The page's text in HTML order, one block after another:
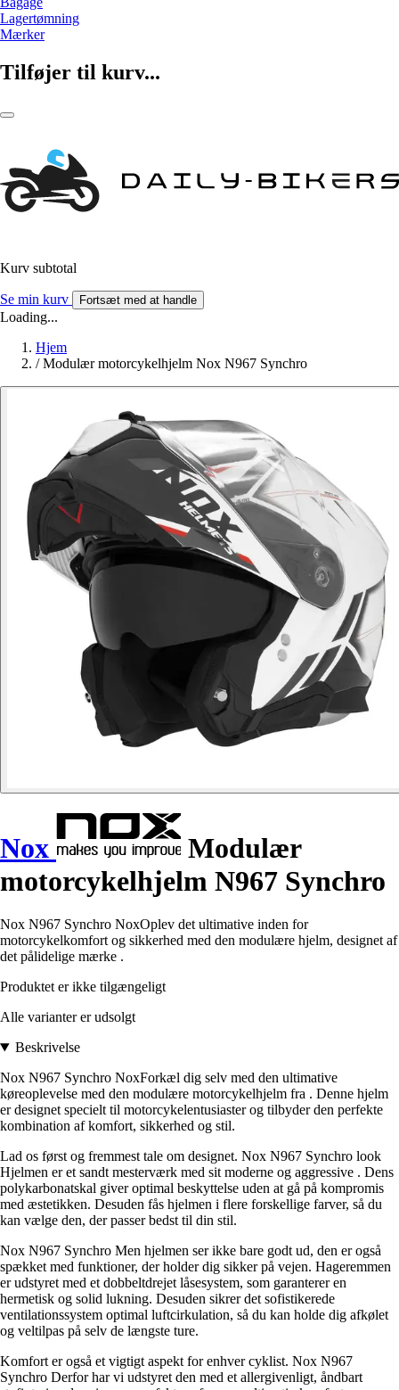
Lagertømning
Mærker
Tilføjer til kurv...
Kurv subtotal
Se min kurv Fortsæt med at handle
Loading...
Hjem
/ Modulær motorcykelhjelm Nox N967 Synchro
Nox
Modulær
motorcykelhjelm N967 Synchro
Nox N967 Synchro NoxOplev det ultimative inden for
motorcykelkomfort og sikkerhed med den modulære hjelm, designet af
det pålidelige mærke .
Produktet er ikke tilgængeligt
Alle varianter er udsolgt
Beskrivelse
Nox N967 Synchro NoxForkæl dig selv med den ultimative
køreoplevelse med den modulære motorcykelhjelm fra . Denne hjelm
er designet specielt til motorcykelentusiaster og tilbyder den perfekte
kombination af komfort, sikkerhed og stil.
Lad os først og fremmest tale om designet. Nox N967 Synchro look
Hjelmen er et sandt mesterværk med sit moderne og aggressive . Dens
polykarbonatskal giver optimal beskyttelse uden at gå på kompromis
med æstetikken. Desuden fås hjelmen i flere forskellige farver, så du
kan vælge den, der passer bedst til din stil.
Nox N967 Synchro Men hjelmen ser ikke bare godt ud, den er også
spækket med funktioner, der holder dig sikker på vejen. Hageremmen
er udstyret med et dobbeltdrejet låsesystem, som garanterer en
hermetisk og solid lukning. Desuden sikrer det sofistikerede
ventilationssystem optimal luftcirkulation, så du kan holde dig afkølet
og veltilpas på selv de længste ture.
Komfort er også et vigtigt aspekt for enhver cyklist. Nox N967
Synchro Derfor har vi udstyret den med et allergivenligt, åndbart